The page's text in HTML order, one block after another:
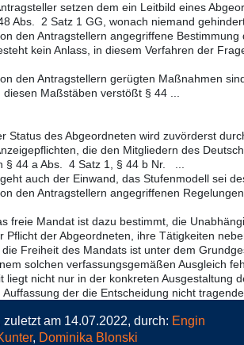
setzen dem ein Leitbild eines
Abs. 2 Satz 1 GG, wonach niemand
den Antragstellern angegriffene
kein Anlass, in diesem Verfahren der
den Antragstellern gerügten Maßnahmen
diesen Maßstäben verstößt § 44 ...
Status des Abgeordneten wird zuvörderst
die den Mitgliedern des
§ 44 a Abs. 4 Satz 1, § 44 b Nr. ...
auch der Einwand, das Stufenmodell sei
den Antragstellern angegriffenen
freie Mandat ist dazu bestimmt, die
Pflicht der Abgeordneten, ihre Tätigkeiten
die Freiheit des Mandats ist unter dem
solchen verfassungsgemäßen Ausgleich
liegt nicht nur in der konkreten Ausgestaltung
Auffassung der die Entscheidung nicht
zuletzt am 14.07.2022, durch: Engin
, Dominika Blonski